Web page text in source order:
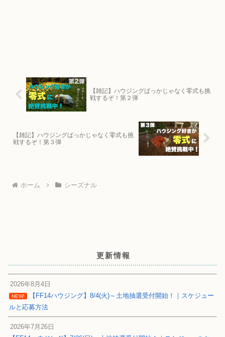
【雑記】ハウジングばっかじゃなく零式も挑
戦するぞ！第２弾
【雑記】ハウジングばっかじゃなく零式も挑
戦するぞ！第３弾
ホーム シーズナル
更新情報
2026年8月4日
NEW!
【FF14ハウジング】8/4(火)～土地抽選受付開始！｜スケジュー
ルと応募方法
2026年7月26日